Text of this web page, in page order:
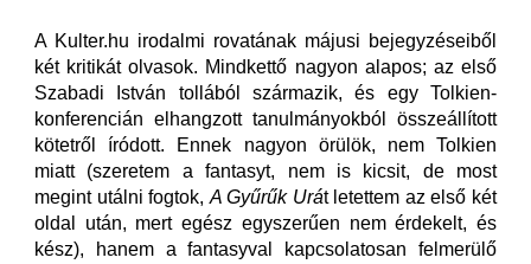
A Kulter.hu irodalmi rovatának májusi bejegyzéseiből
két kritikát olvasok. Mindkettő nagyon alapos; az első
Szabadi István tollából származik, és egy Tolkien-
konferencián elhangzott tanulmányokból összeállított
kötetről íródott. Ennek nagyon örülök, nem Tolkien
miatt (szeretem a fantasyt, nem is kicsit, de most
megint utálni fogtok, A Gyűrűk Urát letettem az első két
oldal után, mert egész egyszerűen nem érdekelt, és
kész), hanem a fantasyval kapcsolatosan felmerülő